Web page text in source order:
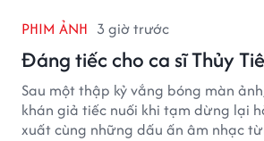
PHIM ẢNH 3 giờ trước
Đáng tiếc cho ca sĩ Thủy
Sau một thập kỷ vắng bóng màn
khán giả tiếc nuối khi tạm dừng lại
xuất cùng những dấu ấn âm nhạc